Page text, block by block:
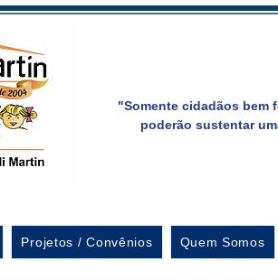
"Somente cidadãos bem
poderão sustentar
Projetos / Convênios Quem Somos